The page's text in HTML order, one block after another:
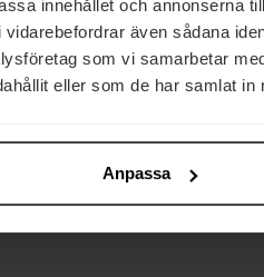
innehållet och annonserna
även sådana
som vi samarbetar
eller som de har samlat in
Anpassa